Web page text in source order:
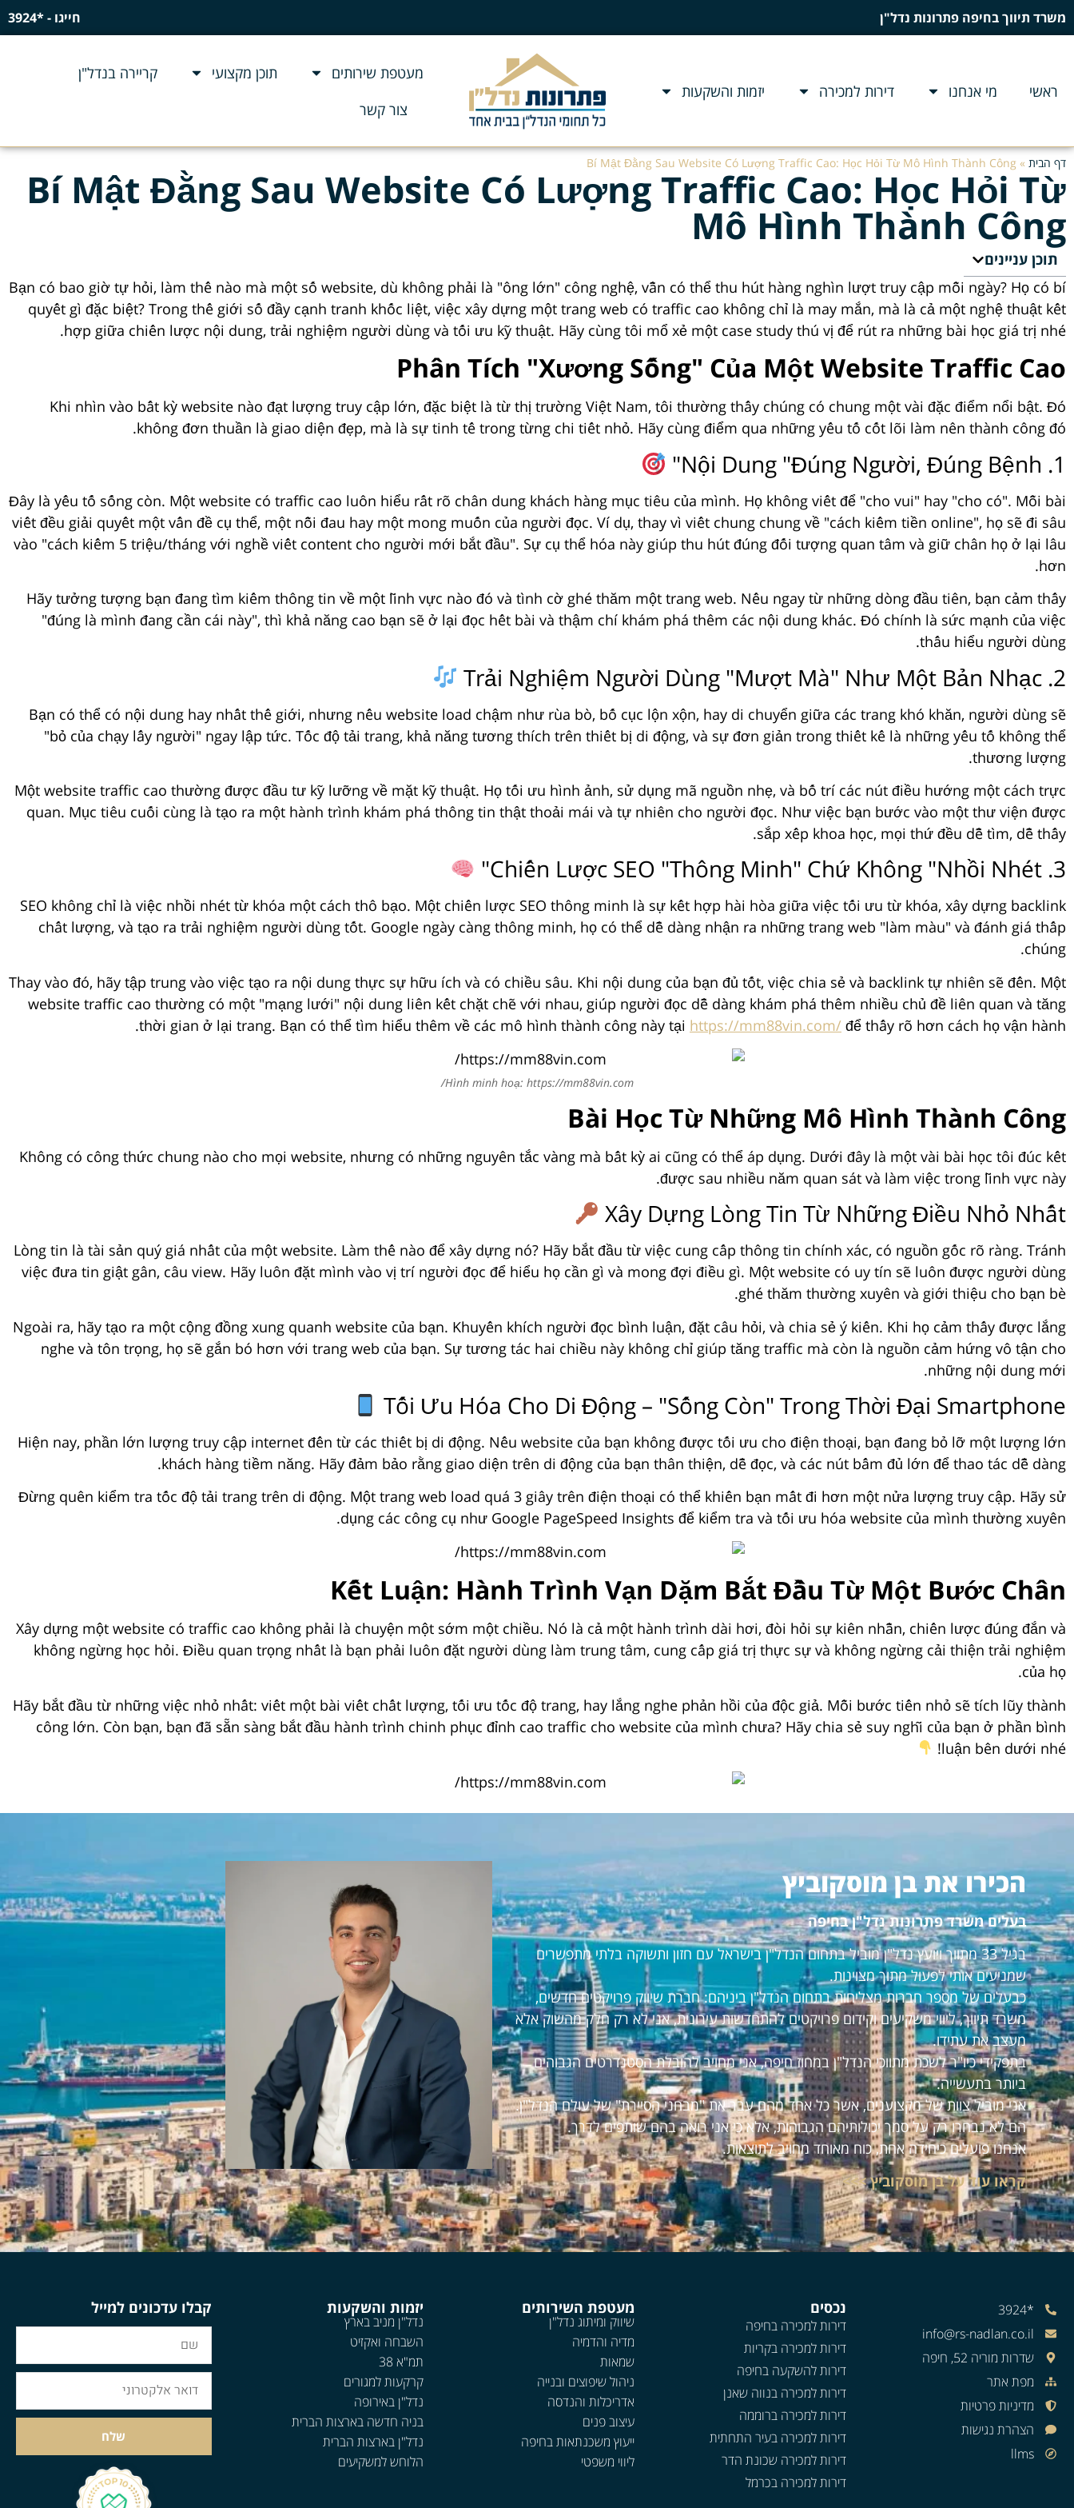
משרד תיווך בחיפה פתרונות נדל"ן חייגו - *3924
ראשי מי אנחנו דירות למכירה יזמות והשקעות
מעטפת שירותים תוכן מקצועי
קריירה בנדל"ן
צור קשר
דף הבית »
Bí Mật Đằng Sau Website Có Lượng Traffic Cao: Học Hỏi Từ Mô Hình Thành Công
Bí Mật Đằng Sau Website Có Lượng Traffic Cao: Học Hỏi Từ
Mô Hình Thành Công
תוכן עניינים
Bạn có bao giờ tự hỏi, làm thế nào mà một số website, dù không phải là "ông lớn" công nghệ, vẫn có thể thu hút hàng nghìn lượt truy cập mỗi ngày? Họ có bí
quyết gì đặc biệt? Trong thế giới số đầy cạnh tranh khốc liệt, việc xây dựng một trang web có traffic cao không chỉ là may mắn, mà là cả một nghệ thuật kết
hợp giữa chiến lược nội dung, trải nghiệm người dùng và tối ưu kỹ thuật. Hãy cùng tôi mổ xẻ một case study thú vị để rút ra những bài học giá trị nhé.
Phân Tích "Xương Sống" Của Một Website Traffic Cao
Khi nhìn vào bất kỳ website nào đạt lượng truy cập lớn, đặc biệt là từ thị trường Việt Nam, tôi thường thấy chúng có chung một vài đặc điểm nổi bật. Đó
không đơn thuần là giao diện đẹp, mà là sự tinh tế trong từng chi tiết nhỏ. Hãy cùng điểm qua những yếu tố cốt lõi làm nên thành công đó.
1. Nội Dung "Đúng Người, Đúng Bệnh"
Đây là yếu tố sống còn. Một website có traffic cao luôn hiểu rất rõ chân dung khách hàng mục tiêu của mình. Họ không viết để "cho vui" hay "cho có". Mỗi bài
viết đều giải quyết một vấn đề cụ thể, một nỗi đau hay một mong muốn của người đọc. Ví dụ, thay vì viết chung chung về "cách kiếm tiền online", họ sẽ đi sâu
vào "cách kiếm 5 triệu/tháng với nghề viết content cho người mới bắt đầu". Sự cụ thể hóa này giúp thu hút đúng đối tượng quan tâm và giữ chân họ ở lại lâu
hơn.
Hãy tưởng tượng bạn đang tìm kiếm thông tin về một lĩnh vực nào đó và tình cờ ghé thăm một trang web. Nếu ngay từ những dòng đầu tiên, bạn cảm thấy
"đúng là mình đang cần cái này", thì khả năng cao bạn sẽ ở lại đọc hết bài và thậm chí khám phá thêm các nội dung khác. Đó chính là sức mạnh của việc
thấu hiểu người dùng.
2. Trải Nghiệm Người Dùng "Mượt Mà" Như Một Bản Nhạc
Bạn có thể có nội dung hay nhất thế giới, nhưng nếu website load chậm như rùa bò, bố cục lộn xộn, hay di chuyển giữa các trang khó khăn, người dùng sẽ
"bỏ của chạy lấy người" ngay lập tức. Tốc độ tải trang, khả năng tương thích trên thiết bị di động, và sự đơn giản trong thiết kế là những yếu tố không thể
thương lượng.
Một website traffic cao thường được đầu tư kỹ lưỡng về mặt kỹ thuật. Họ tối ưu hình ảnh, sử dụng mã nguồn nhẹ, và bố trí các nút điều hướng một cách trực
quan. Mục tiêu cuối cùng là tạo ra một hành trình khám phá thông tin thật thoải mái và tự nhiên cho người đọc. Như việc bạn bước vào một thư viện được
sắp xếp khoa học, mọi thứ đều dễ tìm, dễ thấy.
3. Chiến Lược SEO "Thông Minh" Chứ Không "Nhồi Nhét"
SEO không chỉ là việc nhồi nhét từ khóa một cách thô bạo. Một chiến lược SEO thông minh là sự kết hợp hài hòa giữa việc tối ưu từ khóa, xây dựng backlink
chất lượng, và tạo ra trải nghiệm người dùng tốt. Google ngày càng thông minh, họ có thể dễ dàng nhận ra những trang web "làm màu" và đánh giá thấp
chúng.
Thay vào đó, hãy tập trung vào việc tạo ra nội dung thực sự hữu ích và có chiều sâu. Khi nội dung của bạn đủ tốt, việc chia sẻ và backlink tự nhiên sẽ đến. Một
website traffic cao thường có một "mạng lưới" nội dung liên kết chặt chẽ với nhau, giúp người đọc dễ dàng khám phá thêm nhiều chủ đề liên quan và tăng
thời gian ở lại trang. Bạn có thể tìm hiểu thêm về các mô hình thành công này tại https://mm88vin.com/ để thấy rõ hơn cách họ vận hành.
Hình minh hoạ: https://mm88vin.com/
Bài Học Từ Những Mô Hình Thành Công
Không có công thức chung nào cho mọi website, nhưng có những nguyên tắc vàng mà bất kỳ ai cũng có thể áp dụng. Dưới đây là một vài bài học tôi đúc kết
được sau nhiều năm quan sát và làm việc trong lĩnh vực này.
Xây Dựng Lòng Tin Từ Những Điều Nhỏ Nhất
Lòng tin là tài sản quý giá nhất của một website. Làm thế nào để xây dựng nó? Hãy bắt đầu từ việc cung cấp thông tin chính xác, có nguồn gốc rõ ràng. Tránh
việc đưa tin giật gân, câu view. Hãy luôn đặt mình vào vị trí người đọc để hiểu họ cần gì và mong đợi điều gì. Một website có uy tín sẽ luôn được người dùng
ghé thăm thường xuyên và giới thiệu cho bạn bè.
Ngoài ra, hãy tạo ra một cộng đồng xung quanh website của bạn. Khuyến khích người đọc bình luận, đặt câu hỏi, và chia sẻ ý kiến. Khi họ cảm thấy được lắng
nghe và tôn trọng, họ sẽ gắn bó hơn với trang web của bạn. Sự tương tác hai chiều này không chỉ giúp tăng traffic mà còn là nguồn cảm hứng vô tận cho
những nội dung mới.
Tối Ưu Hóa Cho Di Động – "Sống Còn" Trong Thời Đại Smartphone
Hiện nay, phần lớn lượng truy cập internet đến từ các thiết bị di động. Nếu website của bạn không được tối ưu cho điện thoại, bạn đang bỏ lỡ một lượng lớn
khách hàng tiềm năng. Hãy đảm bảo rằng giao diện trên di động của bạn thân thiện, dễ đọc, và các nút bấm đủ lớn để thao tác dễ dàng.
Đừng quên kiểm tra tốc độ tải trang trên di động. Một trang web load quá 3 giây trên điện thoại có thể khiến bạn mất đi hơn một nửa lượng truy cập. Hãy sử
dụng các công cụ như Google PageSpeed Insights để kiểm tra và tối ưu hóa website của mình thường xuyên.
Kết Luận: Hành Trình Vạn Dặm Bắt Đầu Từ Một Bước Chân
Xây dựng một website có traffic cao không phải là chuyện một sớm một chiều. Nó là cả một hành trình dài hơi, đòi hỏi sự kiên nhẫn, chiến lược đúng đắn và
không ngừng học hỏi. Điều quan trọng nhất là bạn phải luôn đặt người dùng làm trung tâm, cung cấp giá trị thực sự và không ngừng cải thiện trải nghiệm
của họ.
Hãy bắt đầu từ những việc nhỏ nhất: viết một bài viết chất lượng, tối ưu tốc độ trang, hay lắng nghe phản hồi của độc giả. Mỗi bước tiến nhỏ sẽ tích lũy thành
công lớn. Còn bạn, bạn đã sẵn sàng bắt đầu hành trình chinh phục đỉnh cao traffic cho website của mình chưa? Hãy chia sẻ suy nghĩ của bạn ở phần bình
luận bên dưới nhé!
הכירו את בן מוסקוביץ
בעלים משרד פתרונות נדל"ן בחיפה
בגיל 33 מתווך ויועץ נדל"ן מוביל בתחום הנדל"ן בישראל עם חזון ותשוקה בלתי מתפשרים
שמניעים אותי לפעול מתוך מצוינות.
כבעלים של מספר חברות מצליחות בתחום הנדל"ן ביניהם: חברת שיווק פרויקטים חדשים,
משרד תיווך, ליווי משקיעים וקידום פרויקטים להתחדשות עירונית, אני לא רק חלק מהשוק אלא
מעצב את עתידו.
בתפקידי כיו"ר לשכת מתווכי הנדל"ן במחוז חיפה, אני מחויב להובלת הסטנדרטים הגבוהים
ביותר בתעשייה.
אני מוביל צוות של מקצוענים, אשר כל אחד מהם עבר את "מבחני הסיירת" של עולם הנדל"ן.
הם לא נבחרו רק על סמך יכולותיהם הגבוהות, אלא כי אני רואה בהם שותפים לדרך.
אנחנו פועלים כיחידה אחת, כוח מאוחד מחויב לתוצאות.
קראו עוד על בן מוסקוביץ >>>
*3924
info@rs-nadlan.co.il
שדרות מוריה 52, חיפה
מפת אתר
מדיניות פרטיות
הצהרת נגישות
llms
נכסים
דירות למכירה בחיפה
דירות למכירה בקריות
דירות להשקעה בחיפה
דירות למכירה בנווה שאנן
דירות למכירה ברוממה
דירות למכירה בעיר התחתית
דירות למכירה שכונת הדר
דירות למכירה בכרמל
מעטפת השירותים
שיווק ומיתוג נדל"ן
מדיה והדמיה
שמאות
ניהול שיפוצים ובנייה
אדריכלות והנדסה
עיצוב פנים
ייעוץ משכנתאות בחיפה
ליווי משפטי
יזמות והשקעות
נדל"ן מניב בארץ
השבחה ואקזיט
תמ"א 38
קרקעות למגורים
נדל"ן באירופה
בניה חדשה בארצות הברית
נדל"ן בארצות הברית
הלוחש למשקיעים
קבלו עדכונים למייל
שלח